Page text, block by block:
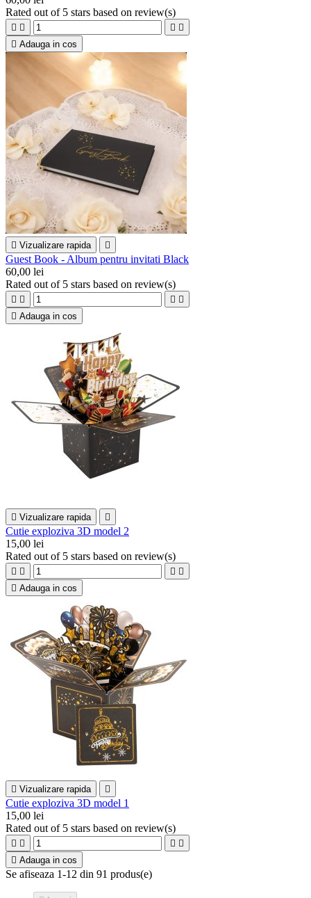
Rated out of 5 stars based on review(s)
   
 Adauga in cos
 Vizualizare rapida 
Guest Book - Album pentru invitati Black
60,00 lei
Rated out of 5 stars based on review(s)
   
 Adauga in cos
 Vizualizare rapida 
Cutie exploziva 3D model 2
15,00 lei
Rated out of 5 stars based on review(s)
   
 Adauga in cos
 Vizualizare rapida 
Cutie exploziva 3D model 1
15,00 lei
Rated out of 5 stars based on review(s)
   
 Adauga in cos
Se afiseaza 1-12 din 91 produs(e)